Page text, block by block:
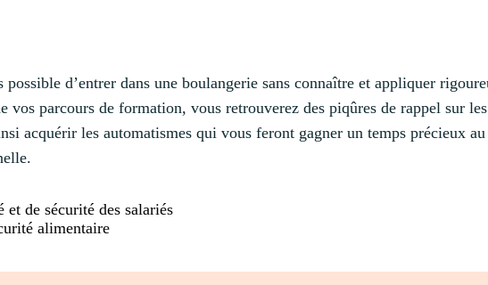
d’entrer dans une boulangerie sans connaître et appliquer
vos parcours de formation, vous retrouverez des piqûres de rappel sur
acquérir les automatismes qui vous feront gagner un temps précieux
et de sécurité des salariés
alimentaire